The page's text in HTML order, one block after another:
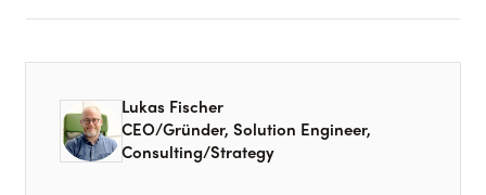
Lukas Fischer
CEO/Gründer, Solution Engineer,
Consulting/Strategy